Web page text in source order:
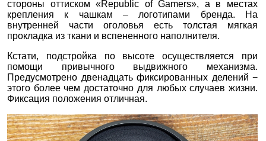
стороны оттиском «Republic of Gamers», а в местах
крепления к чашкам – логотипами бренда. На
внутренней части оголовья есть толстая мягкая
прокладка из ткани и вспененного наполнителя.
Кстати, подстройка по высоте осуществляется при
помощи привычного выдвижного механизма.
Предусмотрено двенадцать фиксированных делений −
этого более чем достаточно для любых случаев жизни.
Фиксация положения отличная.